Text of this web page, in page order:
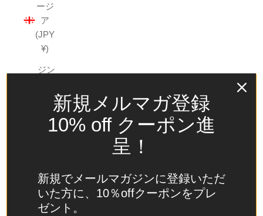
ージ
ア
(JPY
¥)
ジン
(USD
(CHF
CHF)
スウ
新規メルマガ登録
10% off クーポン進
呈！
新規でメールマガジンに登録いただ
いた方に、10％offクーポンをプレ
ゼント。